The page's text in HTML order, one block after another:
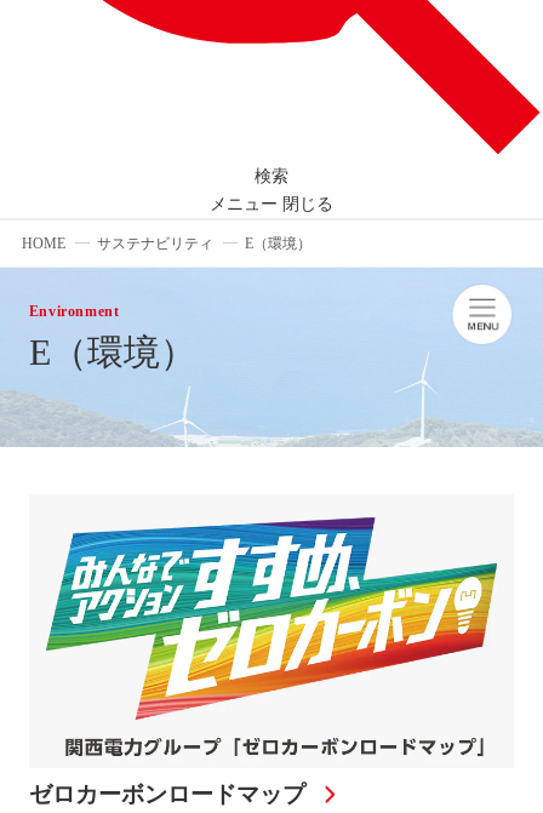
検索
メニュー 閉じる
HOME サステナビリティ E（環境）
Environment
E（環境）
ゼロカーボンロードマップ